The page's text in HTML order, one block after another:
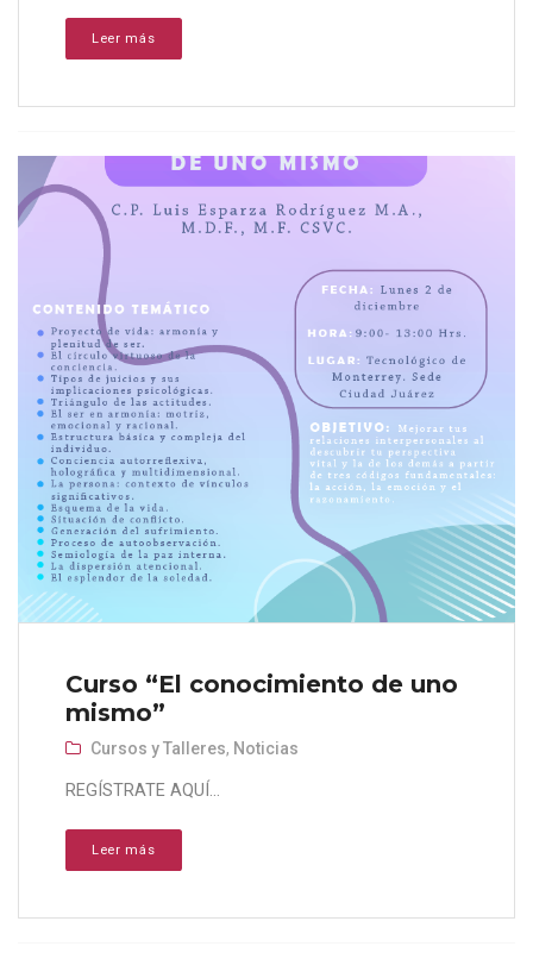
Leer más
Curso “El conocimiento de uno
mismo”
Cursos y Talleres, Noticias
REGÍSTRATE AQUÍ...
Leer más